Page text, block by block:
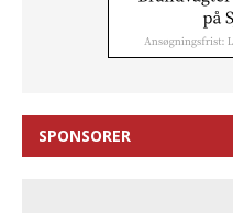
SPONSORER